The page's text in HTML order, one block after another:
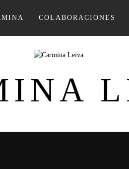
COLABORACIONES